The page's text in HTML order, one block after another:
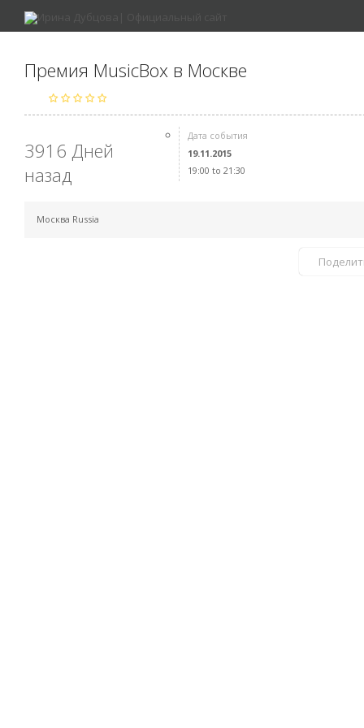
Премия MusicBox в Москве
3916 Дней
назад
Дата события
19.11.2015
19:00 to 21:30
Москва Russia